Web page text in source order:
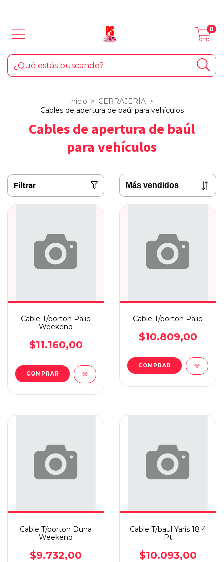
0
Inicio > CERRAJERÍA >
Cables de apertura de baúl para vehículos
Cables de apertura de baúl
para vehículos
Filtrar
Cable T/porton Palio
Weekend
$11.160,00
Cable T/porton Palio
$10.809,00
Cable T/porton Duna
Weekend
$9.732,00
Cable T/baul Yaris 18 4
Pt
$10.093,00